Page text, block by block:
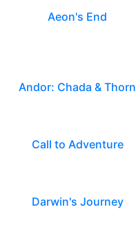
Aeon's End
Andor: Chada & Thorn
Call to Adventure
Darwin's Journey